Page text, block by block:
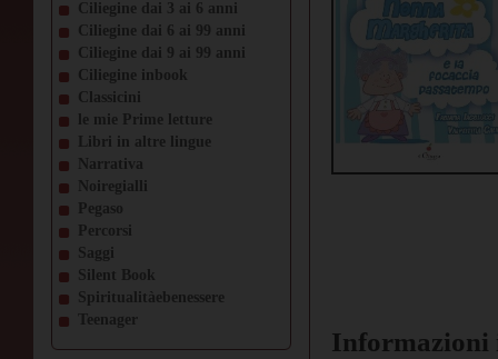
Ciliegine dai 3 ai 6 anni
Ciliegine dai 6 ai 99 anni
Ciliegine dai 9 ai 99 anni
Ciliegine inbook
Classicini
le mie Prime letture
Libri in altre lingue
Narrativa
Noiregialli
Pegaso
Percorsi
Saggi
Silent Book
Spiritualitàebenessere
Teenager